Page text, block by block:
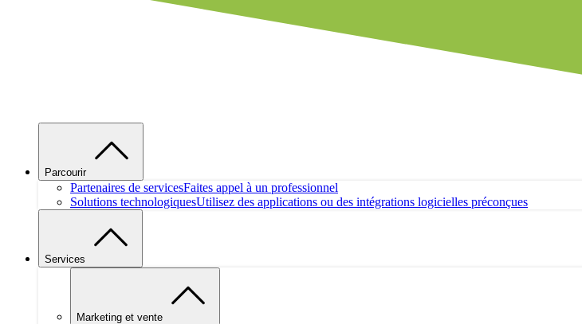
Parcourir
Partenaires de servicesFaites appel à un professionnel
Solutions technologiquesUtilisez des applications ou des intégrations logicielles préconçues
Services
Marketing et vente